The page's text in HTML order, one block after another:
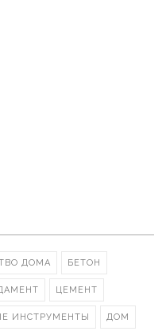
ДОМА БЕТОН
ЦЕМЕНТ
ИНСТРУМЕНТЫ ДОМ